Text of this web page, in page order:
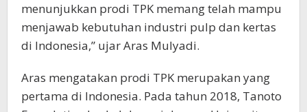
menunjukkan prodi TPK memang telah mampu
menjawab kebutuhan industri pulp dan kertas
di Indonesia,” ujar Aras Mulyadi.
Aras mengatakan prodi TPK merupakan yang
pertama di Indonesia. Pada tahun 2018, Tanoto